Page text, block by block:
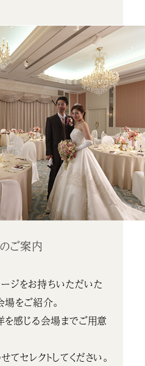
ご案内
ジをお持ちいただいた
をご紹介。
を感じる会場までご用意
セレクトしてください。